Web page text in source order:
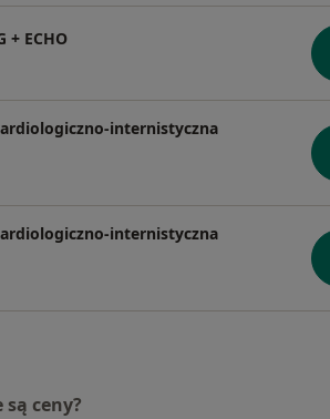
+ ECHO
internistyczna
internistyczna
ceny?